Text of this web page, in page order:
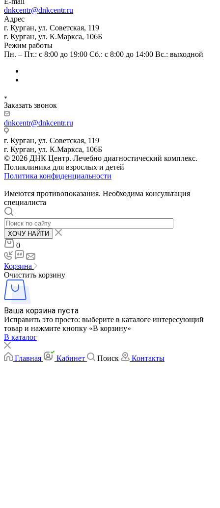
dnkcentr@dnkcentr.ru
Адрес
г. Курган, ул. Советская, 119
г. Курган, ул. К.Маркса, 106Б
Режим работы
Пн. – Пт.: с 8:00 до 19:00 Сб.: с 8:00 до 14:00 Вс.: выходной
Заказать звонок
dnkcentr@dnkcentr.ru
г. Курган, ул. Советская, 119
г. Курган, ул. К.Маркса, 106Б
© 2026 ДНК Центр. Лечебно диагностический комплекс.
Поликлиника для взрослых и детей
Политика конфиденциальности
Имеются противопоказания. Необходима консультация
специалиста
ХОЧУ НАЙТИ
0
Корзина
Очистить корзину
Ваша корзина пуста
Исправить это просто: выберите в каталоге интересующий
товар и нажмите кнопку «В корзину»
В каталог
Главная Кабинет Поиск Контакты